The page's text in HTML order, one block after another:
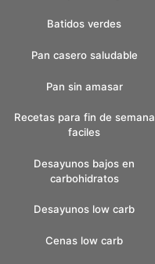
Batidos verdes
Pan casero saludable
Pan sin amasar
Recetas para fin de semana
faciles
Desayunos bajos en
carbohidratos
Desayunos low carb
Cenas low carb